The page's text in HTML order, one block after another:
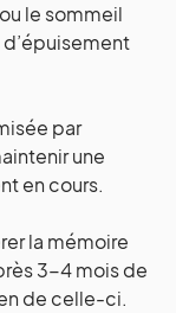
le sommeil
par
une
en cours.
la mémoire
3-4 mois de
de celle-ci.